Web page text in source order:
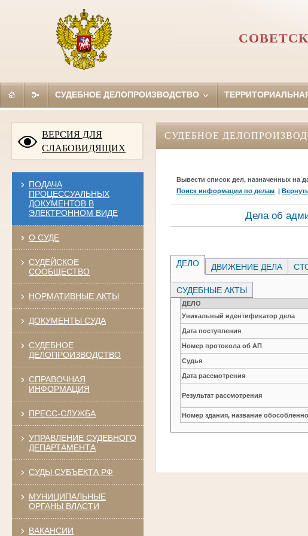
СУДЕБНОЕ ДЕЛОПРОИЗВОДСТВО
ВЕРСИЯ ДЛЯ
СЛАБОВИДЯЩИХ
ПОДАЧА
ПРОЦЕССУАЛЬНЫХ
ДОКУМЕНТОВ В
ЭЛЕКТРОННОМ ВИДЕ
О СУДЕ
СУДЕЙСКОЕ
СООБЩЕСТВО
НОРМАТИВНЫЕ АКТЫ
ДОКУМЕНТЫ СУДА
СУДЕБНОЕ
ДЕЛОПРОИЗВОДСТВО
СПРАВОЧНАЯ
ИНФОРМАЦИЯ
ПРЕСС-СЛУЖБА
УПРАВЛЕНИЕ СУДЕБНОГО
ДЕПАРТАМЕНТА
СУДЫ СУБЪЕКТА РФ
МУНИЦИПАЛЬНЫЕ
ОРГАНЫ ВЛАСТИ
ВАКАНСИИ
СУДЕБНОЕ
Вывести список дел, назначенных на
Поиск информации по делам |
Дела об
ДЕЛО ДВИЖЕНИЕ ДЕЛА
СУДЕБНЫЕ АКТЫ
ДЕЛО
Уникальный идентификатор дела
Дата поступления
Номер протокола об АП
Судья
Дата рассмотрения
Результат рассмотрения
Номер здания, название